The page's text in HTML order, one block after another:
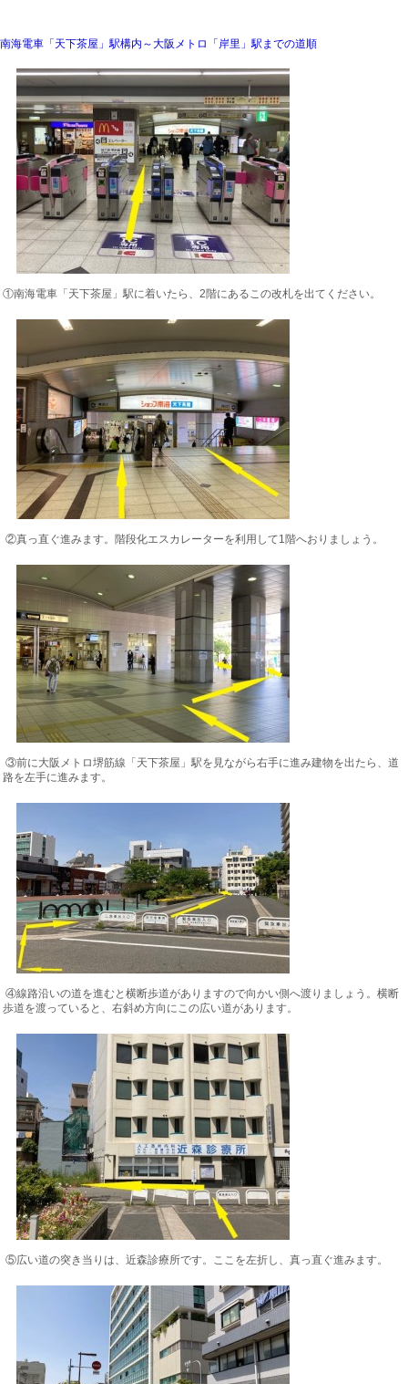
南海電車「天下茶屋」駅構内～大阪メトロ「岸里」駅までの道順
①南海電車「天下茶屋」駅に着いたら、2階にあるこの改札を出てください。
②真っ直ぐ進みます。階段化エスカレーターを利用して1階へおりましょう。
③前に大阪メトロ堺筋線「天下茶屋」駅を見ながら右手に進み建物を出たら、道
路を左手に進みます。
④線路沿いの道を進むと横断歩道がありますので向かい側へ渡りましょう。横断
歩道を渡っていると、右斜め方向にこの広い道があります。
⑤広い道の突き当りは、近森診療所です。ここを左折し、真っ直ぐ進みます。